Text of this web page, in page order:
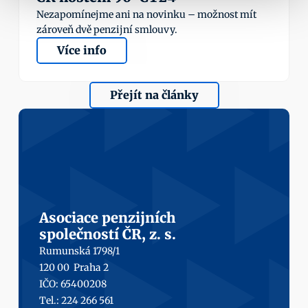
Nezapomínejme ani na novinku – možnost mít
zároveň dvě penzijní smlouvy.
Více info
Přejít na články
Asociace penzijních
společností ČR, z. s.
Rumunská 1798/1
120 00  Praha 2
IČO: 65400208
Tel.: 224 266 561